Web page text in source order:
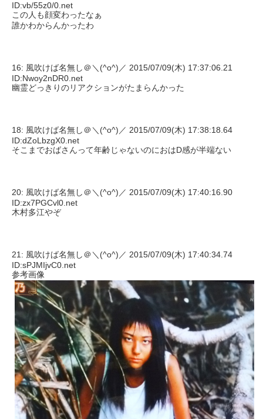
ID:vb/55z0/0.net
この人も顔変わったなぁ
誰かわからんかったわ
16: 風吹けば名無し＠＼(^o^)／ 2015/07/09(木) 17:37:06.21
ID:Nwoy2nDR0.net
幽霊どっきりのリアクションがたまらんかった
18: 風吹けば名無し＠＼(^o^)／ 2015/07/09(木) 17:38:18.64
ID:dZoLbzgX0.net
そこまでおばさんって年齢じゃないのにおはD感が半端ない
20: 風吹けば名無し＠＼(^o^)／ 2015/07/09(木) 17:40:16.90
ID:zx7PGCvl0.net
木村多江やぞ
21: 風吹けば名無し＠＼(^o^)／ 2015/07/09(木) 17:40:34.74
ID:sPJMIjvC0.net
参考画像